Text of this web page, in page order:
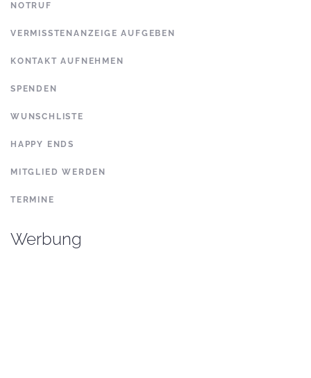
NOTRUF
VERMISSTENANZEIGE AUFGEBEN
KONTAKT AUFNEHMEN
SPENDEN
WUNSCHLISTE
HAPPY ENDS
MITGLIED WERDEN
TERMINE
Werbung